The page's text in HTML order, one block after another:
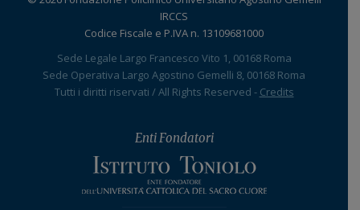
IRCCS
Codice Fiscale e P.IVA n. 13109681000
Sede Legale Largo Francesco Vito 1, 00168 Roma
Sede Operativa Largo Agostino Gemelli 8, 00168 Roma
Tutti i diritti riservati / All Rights Reserved - Credits
Enti Fondatori